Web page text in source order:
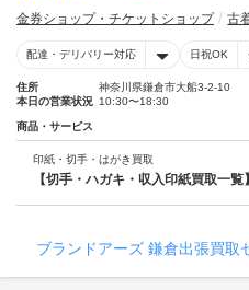
金券ショップ・チケットショップ 古
配達・デリバリー対応 日祝OK
住所
神奈川県鎌倉市大船3-2-10
本日の営業状況 10:30〜18:30
商品・サービス
印紙・切手・はがき買取
【切手・ハガキ・収入印紙買取一覧】
ブランドアーズ 鎌倉出張買取